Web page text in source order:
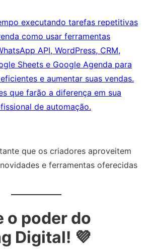
executando tarefas repetitivas
como usar ferramentas
API, WordPress, CRM,
Sheets e Google Agenda para
e aumentar suas vendas.
que farão a diferença em sua
de automação.
que os criadores aproveitem
e ferramentas oferecidas
o poder do
Digital! 💜